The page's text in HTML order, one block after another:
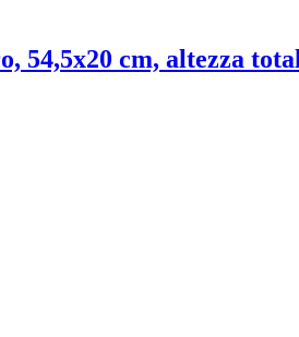
54,5x20 cm, altezza